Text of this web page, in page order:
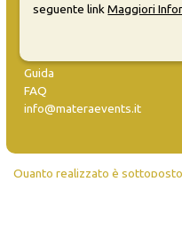
Guida
FAQ
info@materaevents.it
Quanto realizzato è sottoposto
seguente linkMaggiori